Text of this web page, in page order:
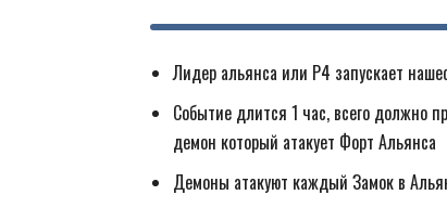
Лидер альянса или Р4 запускает
Событие длится 1 час, всего должно
демон который атакует Форт Альянса
Демоны атакуют каждый Замок в